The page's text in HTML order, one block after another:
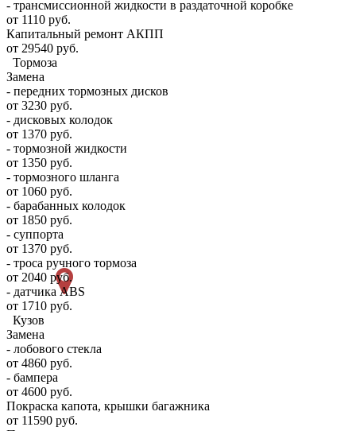
- трансмиссионной жидкости в раздаточной коробке
от 1110 руб.
Капитальный ремонт АКПП
от 29540 руб.
Тормоза
Замена
- передних тормозных дисков
от 3230 руб.
- дисковых колодок
от 1370 руб.
- тормозной жидкости
от 1350 руб.
- тормозного шланга
от 1060 руб.
- барабанных колодок
от 1850 руб.
- суппорта
от 1370 руб.
- троса ручного тормоза
от 2040 руб.
- датчика ABS
от 1710 руб.
Кузов
Замена
- лобового стекла
от 4860 руб.
- бампера
от 4600 руб.
Покраска капота, крышки багажника
от 11590 руб.